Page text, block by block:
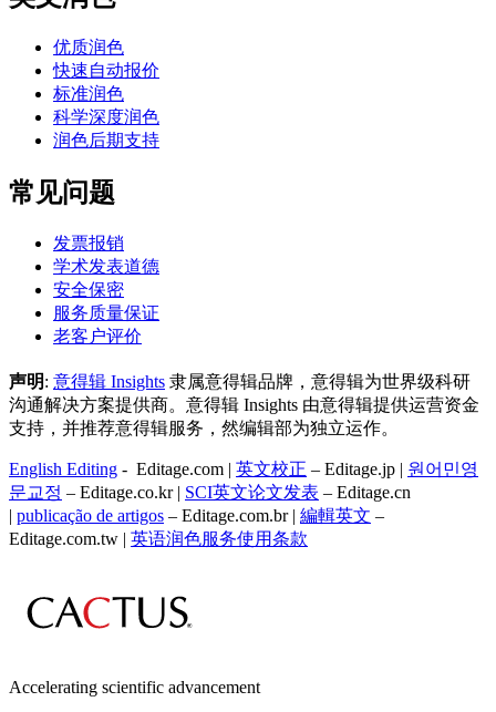
优质润色
快速自动报价
标准润色
科学深度润色
润色后期支持
常见问题
发票报销
学术发表道德
安全保密
服务质量保证
老客户评价
声明: 意得辑 Insights 隶属意得辑品牌，意得辑为世界级科研
沟通解决方案提供商。意得辑 Insights 由意得辑提供运营资金
支持，并推荐意得辑服务，然编辑部为独立运作。
English Editing - Editage.com | 英文校正 – Editage.jp | 원어민영
문교정 – Editage.co.kr | SCI英文论文发表 – Editage.cn
| publicação de artigos – Editage.com.br | 編輯英文 –
Editage.com.tw | 英语润色服务使用条款
Accelerating scientific advancement